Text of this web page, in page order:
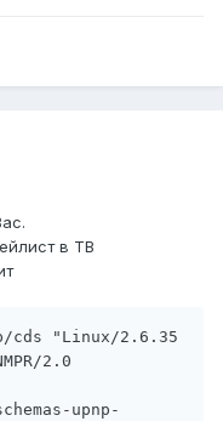
в ТВ
cds "Linux/2.6.35
2.0
upnp-